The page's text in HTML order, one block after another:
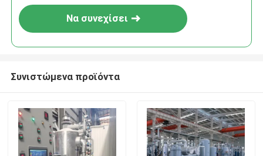
Να συνεχίσει
Συνιστώμενα προϊόντα